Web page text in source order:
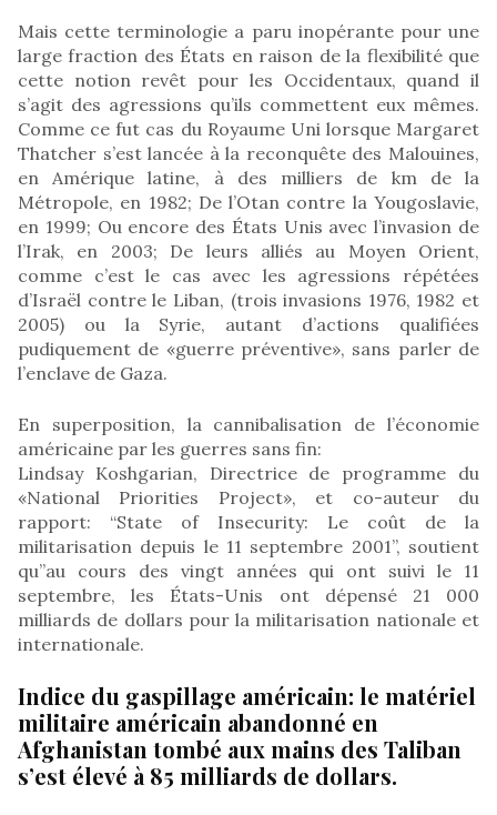
Mais cette terminologie a paru inopérante pour une
large fraction des États en raison de la flexibilité que
cette notion revêt pour les Occidentaux, quand il
s’agit des agressions qu’ils commettent eux mêmes.
Comme ce fut cas du Royaume Uni lorsque Margaret
Thatcher s’est lancée à la reconquête des Malouines,
en Amérique latine, à des milliers de km de la
Métropole, en 1982; De l’Otan contre la Yougoslavie,
en 1999; Ou encore des États Unis avec l’invasion de
l’Irak, en 2003; De leurs alliés au Moyen Orient,
comme c’est le cas avec les agressions répétées
d’Israël contre le Liban, (trois invasions 1976, 1982 et
2005) ou la Syrie, autant d’actions qualifiées
pudiquement de «guerre préventive», sans parler de
l’enclave de Gaza.
En superposition, la cannibalisation de l’économie
américaine par les guerres sans fin:
Lindsay Koshgarian, Directrice de programme du
«National Priorities Project», et co-auteur du
rapport: “State of Insecurity: Le coût de la
militarisation depuis le 11 septembre 2001”, soutient
qu”au cours des vingt années qui ont suivi le 11
septembre, les États-Unis ont dépensé 21 000
milliards de dollars pour la militarisation nationale et
internationale.
Indice du gaspillage américain: le matériel
militaire américain abandonné en
Afghanistan tombé aux mains des Taliban
s’est élevé à 85 milliards de dollars.